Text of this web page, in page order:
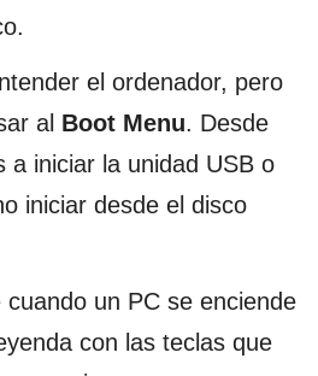
el ordenador, pero
al Boot Menu. Desde
a iniciar la unidad USB o
iniciar desde el disco
cuando un PC se enciende
con las teclas que